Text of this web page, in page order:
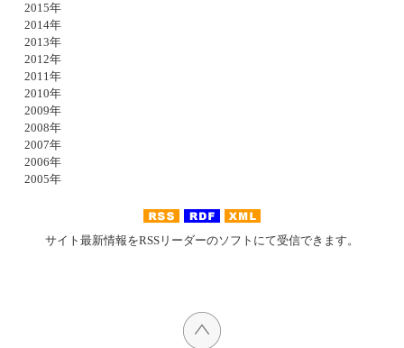
2015年
2014年
2013年
2012年
2011年
2010年
2009年
2008年
2007年
2006年
2005年
サイト最新情報をRSSリーダーのソフトにて受信できます。